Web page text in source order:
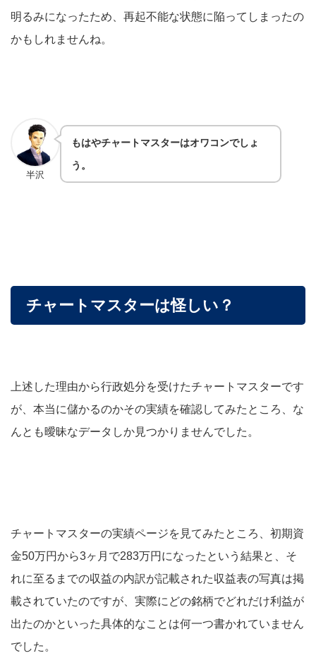
明るみになったため、再起不能な状態に陥ってしまったの
かもしれませんね。
半沢
もはやチャートマスターはオワコンでしょ
う。
チャートマスターは怪しい？
上述した理由から行政処分を受けたチャートマスターです
が、本当に儲かるのかその実績を確認してみたところ、な
んとも曖昧なデータしか見つかりませんでした。
チャートマスターの実績ページを見てみたところ、初期資
金50万円から3ヶ月で283万円になったという結果と、そ
れに至るまでの収益の内訳が記載された収益表の写真は掲
載されていたのですが、実際にどの銘柄でどれだけ利益が
出たのかといった具体的なことは何一つ書かれていません
でした。